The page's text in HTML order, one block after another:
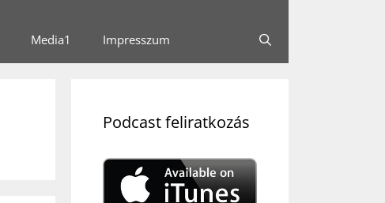
Media1 Impresszum
Podcast feliratkozás